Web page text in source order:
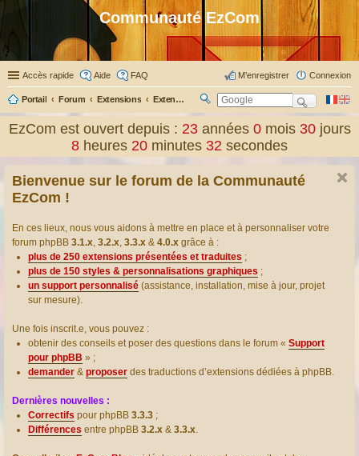
Communauté EzCom
Accès rapide Aide FAQ Connexion
M’enregistrer
Portail Forum Extensions Extensions présentées & traduites
ec
er
EzCom est ouvert depuis : 23 années0 mois30 jours
8 heures 20 minutes 33 secondes
Bienvenue sur le forum de la Communauté
EzCom !
En ces lieux, nous vous aidons à mettre en place et à personnaliser votre
forum phpBB 3.1.x, 3.2.x, 3.3.x & 4.0.x grâce à :
plus de 250 extensions présentées et traduites ;
plus de 150 styles & personnalisations graphiques ;
un support personnalisé (assistance, installation, mise à jour, projet
sur mesure).
Une fois inscrit.e, vous pouvez :
obtenir des conseils et poser des questions dans le forum « Support
pour phpBB » ;
demander & proposer des traductions d’extensions dédiées à phpBB.
Dernières nouvelles :
Correctifs pour phpBB 3.3.3 ;
Différences entre phpBB 3.2.x & 3.3.x.